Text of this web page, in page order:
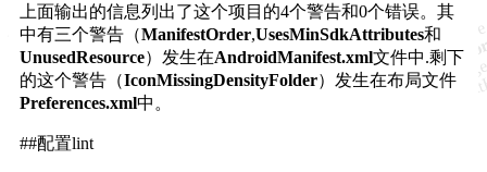
上面输出的信息列出了这个项目的4个警告和0个错误。其
中有三个警告（ManifestOrder,UsesMinSdkAttributes和
UnusedResource）发生在AndroidManifest.xml文件中.剩下
的这个警告（IconMissingDensityFolder）发生在布局文件
Preferences.xml中。
##配置lint